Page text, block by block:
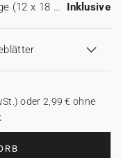
Weiße Umschläge (12 x 18 cm) Inklusive
oder 2,99 € ohne